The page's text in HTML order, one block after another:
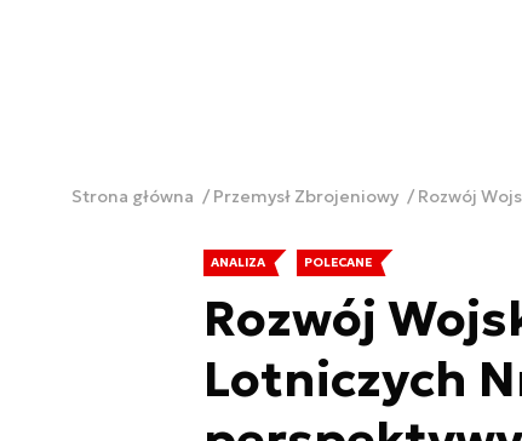
Strona główna Przemysł Zbrojeniowy Rozwój
ANALIZA POLECANE
Rozwój
Lotniczych